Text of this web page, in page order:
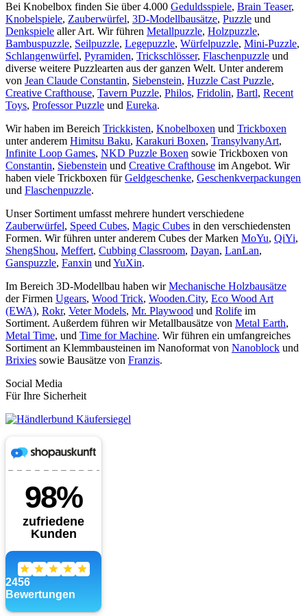
Bei Knobelbox finden Sie über 4.000 Geduldsspiele, Brain Teaser,
Knobelspiele, Zauberwürfel, 3D-Modellbausätze, Puzzle und
Denkspiele aller Art. Wir führen Metallpuzzle, Holzpuzzle,
Bambuspuzzle, Seilpuzzle, Legepuzzle, Würfelpuzzle, Mini-Puzzle,
Schlangenwürfel, Pyramiden, Trickschlösser, Flaschenpuzzle und
diverse weitere Puzzlearten aus der ganzen Welt. Unter anderem
von Jean Claude Constantin, Siebenstein, Huzzle Cast Puzzle,
Creative Crafthouse, Tavern Puzzle, Philos, Fridolin, Bartl, Recent
Toys, Professor Puzzle und Eureka.
Wir haben im Bereich Trickkisten, Knobelboxen und Trickboxen
unter anderem Himitsu Baku, Karakuri Boxen, TransylvanyArt,
Infinite Loop Games, NKD Puzzle Boxen sowie Trickboxen von
Constantin, Siebenstein und Creative Crafthouse im Angebot. Wir
haben viele Trickboxen fürGeldgeschenke, Geschenkverpackungen
und Flaschenpuzzle.
Unser Sortiment umfasst mehrere hundert verschiedene
Zauberwürfel, Speed Cubes, Magic Cubes in den verschiedensten
Formen. Wir führen unter anderem Cubes der Marken MoYu, QiYi,
ShengShou, Meffert, Cubbing Classroom, Dayan, LanLan,
Ganspuzzle, Fanxin und YuXin.
Im Bereich 3D-Modellbau haben wirMechanische Holzbausätze
der Firmen Ugears, Wood Trick, Wooden.City, Eco Wood Art
(EWA), Rokr, Veter Models, Mr. Playwood und Rolife im
Sortiment. Außerdem führen wir Metallbausätze von Metal Earth,
Metal Time, und Time for Machine. Wir führen ein umfangreiches
Sortiment an Klemmbausteinen im Nanoformat von Nanoblock und
Brixies sowie Bausätze von Franzis.
Social Media
Für Ihre Sicherheit